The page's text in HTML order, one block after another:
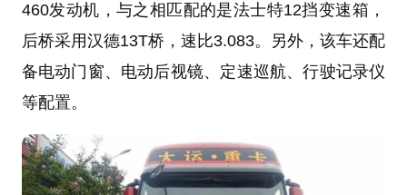
460发动机，与之相匹配的是法士特12挡变速箱，
后桥采用汉德13T桥，速比3.083。另外，该车还配
备电动门窗、电动后视镜、定速巡航、行驶记录仪
等配置。